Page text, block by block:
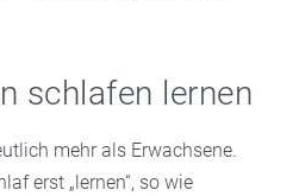
schlafen lernen
mehr als Erwachsene.
erst „lernen“, so wie